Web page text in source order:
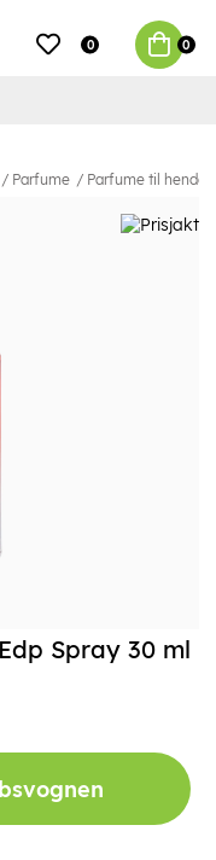
0 0
Parfume Parfume til hende
Spray 30 ml